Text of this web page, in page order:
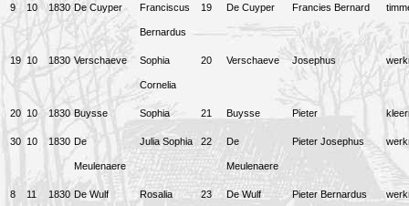
9 10 1830 De Cuyper Franciscus
Bernardus
19 De Cuyper Francies Bernard
19 10 1830 Verschaeve Sophia
Cornelia
20 Verschaeve Josephus
20 10 1830 Buysse Sophia 21 Buysse Pieter
30 10 1830 De
Meulenaere
Julia Sophia 22 De
Meulenaere
Pieter Josephus
8 11 1830 De Wulf Rosalia 23 De Wulf Pieter Bernardus